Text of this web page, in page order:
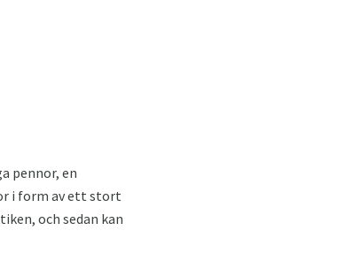
pennor, en
i form av ett stort
och sedan kan